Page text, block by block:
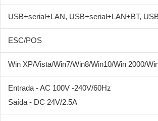
USB+serial+LAN, USB+serial+LAN+BT,
ESC/POS
Win XP/Vista/Win7/Win8/Win10/Win 2000/
Entrada - AC 100V -240V/60Hz
Saída - DC 24V/2.5A